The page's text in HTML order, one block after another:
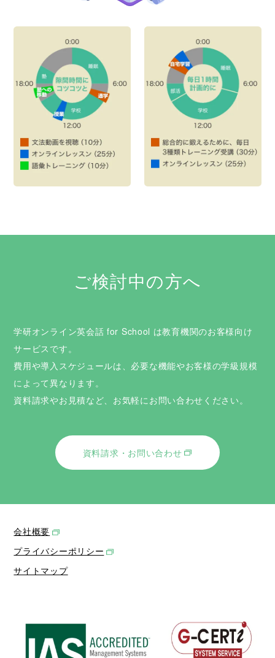
ご検討中の方へ
学研オンライン英会話 for School は教育機関のお客様向け
サービスです。
費用や導入スケジュールは、必要な機能やお客様の学級規模
によって異なります。
資料請求やお見積など、お気軽にお問い合わせください。
資料請求・お問い合わせ
会社概要
プライバシーポリシー
サイトマップ